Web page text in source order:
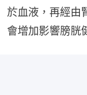
於血液，再經由
會增加影響膀胱